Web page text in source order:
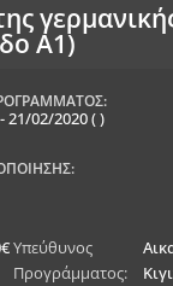
Α1)
-21/02/2020()
Υπεύθυνος
Προγράμματος: